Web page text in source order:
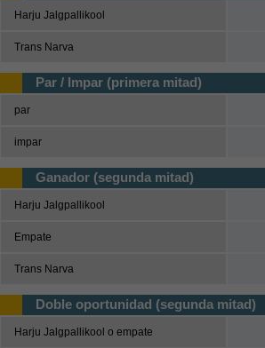
Harju Jalgpallikool
Trans Narva
Par / Impar (primera mitad)
par
impar
Ganador (segunda mitad)
Harju Jalgpallikool
Empate
Trans Narva
Doble oportunidad (segunda mitad)
Harju Jalgpallikool o empate